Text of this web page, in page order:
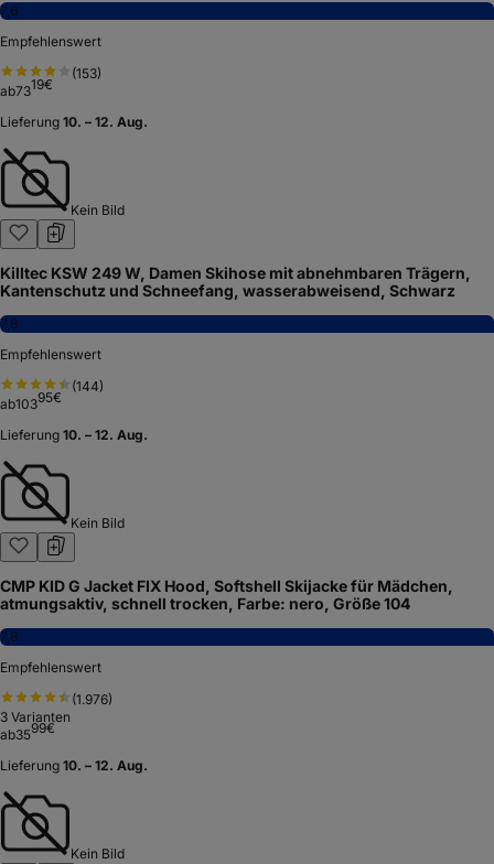
7,6
Empfehlenswert
(153)
ab7319€
Lieferung 10. – 12. Aug.
Kein Bild
Killtec KSW 249 W, Damen Skihose mit abnehmbaren Trägern,
Kantenschutz und Schneefang, wasserabweisend, Schwarz
7,8
Empfehlenswert
(144)
ab10395€
Lieferung 10. – 12. Aug.
Kein Bild
CMP KID G Jacket FIX Hood, Softshell Skijacke für Mädchen,
atmungsaktiv, schnell trocken, Farbe: nero, Größe 104
7,8
Empfehlenswert
(1.976)
3 Varianten
ab3599€
Lieferung 10. – 12. Aug.
Kein Bild